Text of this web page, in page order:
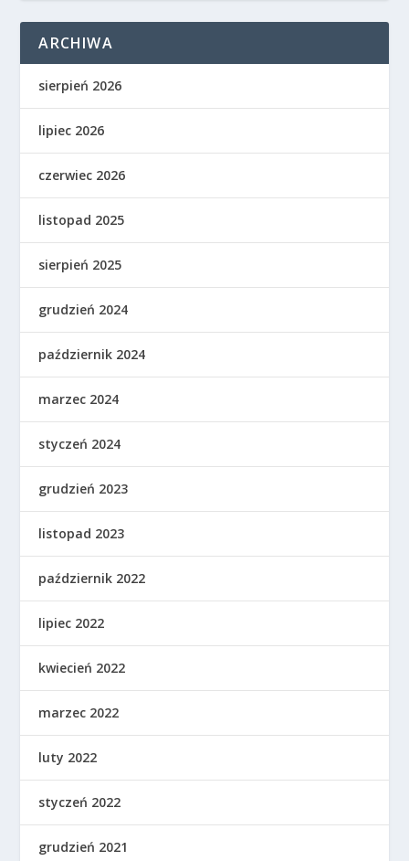
ARCHIWA
sierpień 2026
lipiec 2026
czerwiec 2026
listopad 2025
sierpień 2025
grudzień 2024
październik 2024
marzec 2024
styczeń 2024
grudzień 2023
listopad 2023
październik 2022
lipiec 2022
kwiecień 2022
marzec 2022
luty 2022
styczeń 2022
grudzień 2021